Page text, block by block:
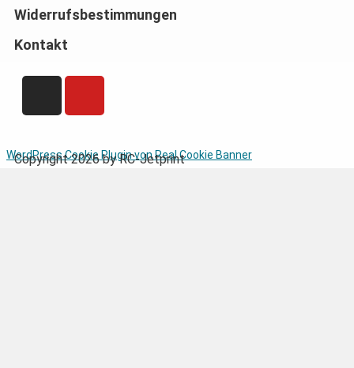
Widerrufsbestimmungen
Kontakt
Copyright 2026 by RC-Jetprint
WordPress Cookie Plugin von Real Cookie Banner